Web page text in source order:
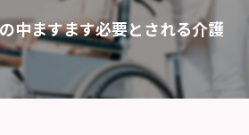
中ますます必要とされる介護